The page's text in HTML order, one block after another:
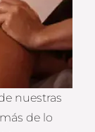
nuestras
de lo